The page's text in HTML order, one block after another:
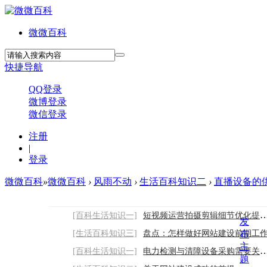
微微百科
快捷导航
QQ登录
微博登录
微信登录
注册
|
登录
微微百科»微微百科 › 风雨不动 › 生活百科知识二 › 直播设备的
[百科生活知识一]
短视频运营拍摄剪辑细节优化提升作品质感
[生活百科知识三]
盘点：怎样做好网站建设前期工
[百科生活知识一]
电力检测与清障设备采购需要关注哪些因素
发
布
主
题